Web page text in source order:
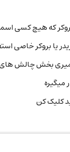
یا بروکر خاصی
بخش چالش های
میگیره
کلیک کن